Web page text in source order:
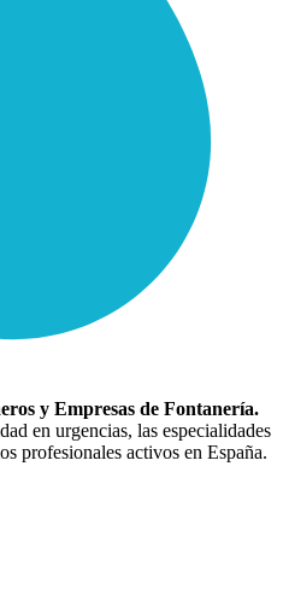
y Empresas de Fontanería.
en urgencias, las especialidades
profesionales activos en España.